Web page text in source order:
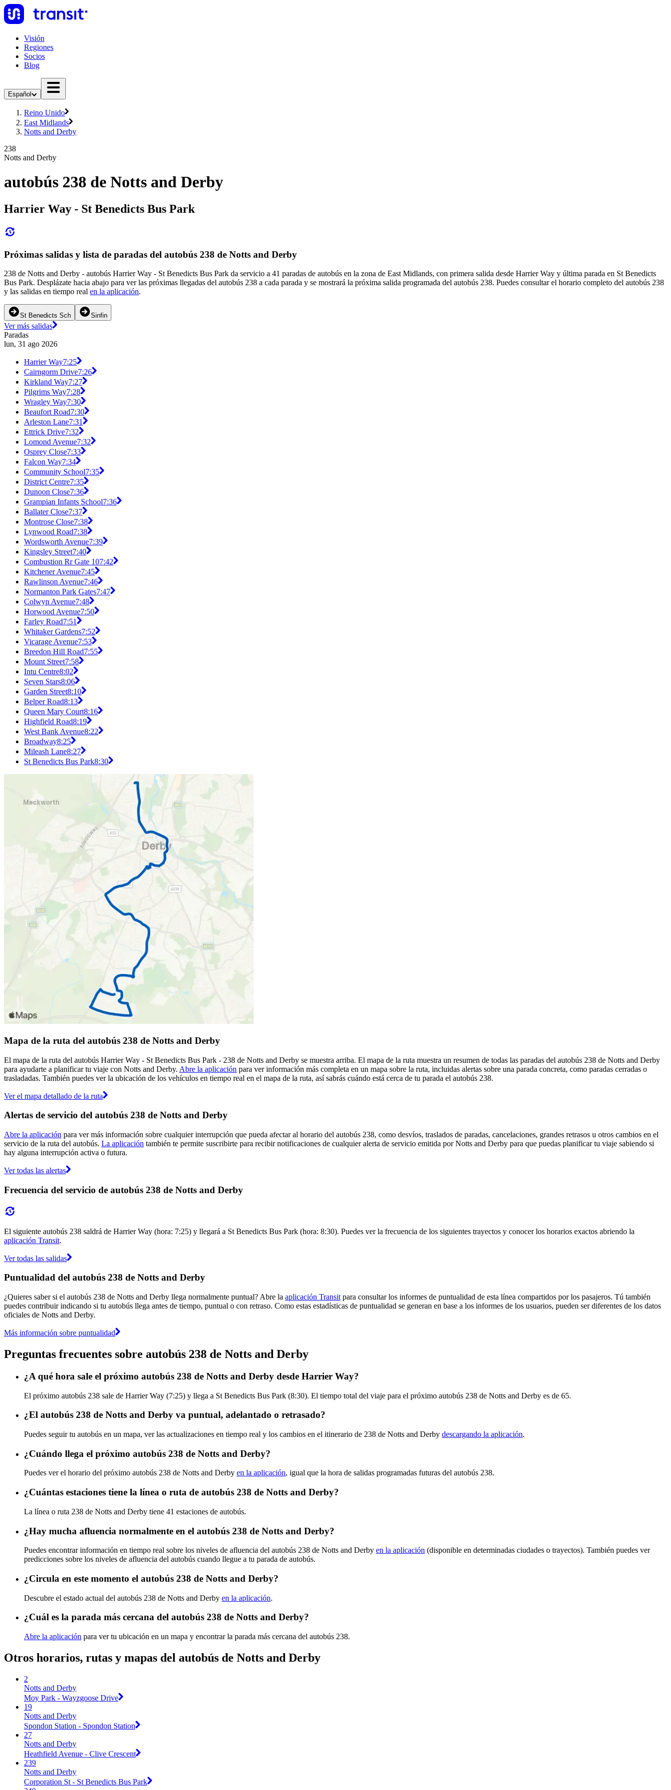
Visión
Regiones
Socios
Blog
Español
Reino Unido
East Midlands
Notts and Derby
238
Notts and Derby
autobús 238 de Notts and Derby
Harrier Way - St Benedicts Bus Park
Próximas salidas y lista de paradas del autobús 238 de Notts and Derby
238 de Notts and Derby - autobús Harrier Way - St Benedicts Bus Park da servicio a 41 paradas de autobús en la zona de East Midlands, con primera salida desde Harrier Way y última parada en St Benedicts
Bus Park. Desplázate hacia abajo para ver las próximas llegadas del autobús 238 a cada parada y se mostrará la próxima salida programada del autobús 238. Puedes consultar el horario completo del autobús 238
y las salidas en tiempo real en la aplicación.
St Benedicts Sch Sinfin
Ver más salidas
Paradas
lun, 31 ago 2026
Harrier Way7:25
Cairngorm Drive7:26
Kirkland Way7:27
Pilgrims Way7:28
Wragley Way7:30
Beaufort Road7:30
Arleston Lane7:31
Ettrick Drive7:32
Lomond Avenue7:32
Osprey Close7:33
Falcon Way7:34
Community School7:35
District Centre7:35
Dunoon Close7:36
Grampian Infants School7:36
Ballater Close7:37
Montrose Close7:38
Lynwood Road7:38
Wordsworth Avenue7:39
Kingsley Street7:40
Combustion Rr Gate 107:42
Kitchener Avenue7:45
Rawlinson Avenue7:46
Normanton Park Gates7:47
Colwyn Avenue7:48
Horwood Avenue7:50
Farley Road7:51
Whitaker Gardens7:52
Vicarage Avenue7:53
Breedon Hill Road7:55
Mount Street7:58
Intu Centre8:02
Seven Stars8:06
Garden Street8:10
Belper Road8:13
Queen Mary Court8:16
Highfield Road8:19
West Bank Avenue8:22
Broadway8:25
Mileash Lane8:27
St Benedicts Bus Park8:30
Mapa de la ruta del autobús 238 de Notts and Derby
El mapa de la ruta del autobús Harrier Way - St Benedicts Bus Park - 238 de Notts and Derby se muestra arriba. El mapa de la ruta muestra un resumen de todas las paradas del autobús 238 de Notts and Derby
para ayudarte a planificar tu viaje con Notts and Derby. Abre la aplicación para ver información más completa en un mapa sobre la ruta, incluidas alertas sobre una parada concreta, como paradas cerradas o
trasladadas. También puedes ver la ubicación de los vehículos en tiempo real en el mapa de la ruta, así sabrás cuándo está cerca de tu parada el autobús 238.
Ver el mapa detallado de la ruta
Alertas de servicio del autobús 238 de Notts and Derby
Abre la aplicación para ver más información sobre cualquier interrupción que pueda afectar al horario del autobús 238, como desvíos, traslados de paradas, cancelaciones, grandes retrasos u otros cambios en el
servicio de la ruta del autobús. La aplicación también te permite suscribirte para recibir notificaciones de cualquier alerta de servicio emitida por Notts and Derby para que puedas planificar tu viaje sabiendo si
hay alguna interrupción activa o futura.
Ver todas las alertas
Frecuencia del servicio de autobús 238 de Notts and Derby
El siguiente autobús 238 saldrá de Harrier Way (hora: 7:25) y llegará a St Benedicts Bus Park (hora: 8:30). Puedes ver la frecuencia de los siguientes trayectos y conocer los horarios exactos abriendo la
aplicación Transit.
Ver todas las salidas
Puntualidad del autobús 238 de Notts and Derby
¿Quieres saber si el autobús 238 de Notts and Derby llega normalmente puntual? Abre la aplicación Transit para consultar los informes de puntualidad de esta línea compartidos por los pasajeros. Tú también
puedes contribuir indicando si tu autobús llega antes de tiempo, puntual o con retraso. Como estas estadísticas de puntualidad se generan en base a los informes de los usuarios, pueden ser diferentes de los datos
oficiales de Notts and Derby.
Más información sobre puntualidad
Preguntas frecuentes sobre autobús 238 de Notts and Derby
¿A qué hora sale el próximo autobús 238 de Notts and Derby desde Harrier Way?
El próximo autobús 238 sale de Harrier Way (7:25) y llega a St Benedicts Bus Park (8:30). El tiempo total del viaje para el próximo autobús 238 de Notts and Derby es de 65.
¿El autobús 238 de Notts and Derby va puntual, adelantado o retrasado?
Puedes seguir tu autobús en un mapa, ver las actualizaciones en tiempo real y los cambios en el itinerario de 238 de Notts and Derby descargando la aplicación.
¿Cuándo llega el próximo autobús 238 de Notts and Derby?
Puedes ver el horario del próximo autobús 238 de Notts and Derby en la aplicación, igual que la hora de salidas programadas futuras del autobús 238.
¿Cuántas estaciones tiene la línea o ruta de autobús 238 de Notts and Derby?
La línea o ruta 238 de Notts and Derby tiene 41 estaciones de autobús.
¿Hay mucha afluencia normalmente en el autobús 238 de Notts and Derby?
Puedes encontrar información en tiempo real sobre los niveles de afluencia del autobús 238 de Notts and Derby en la aplicación (disponible en determinadas ciudades o trayectos). También puedes ver
predicciones sobre los niveles de afluencia del autobús cuando llegue a tu parada de autobús.
¿Circula en este momento el autobús 238 de Notts and Derby?
Descubre el estado actual del autobús 238 de Notts and Derby en la aplicación.
¿Cuál es la parada más cercana del autobús 238 de Notts and Derby?
Abre la aplicación para ver tu ubicación en un mapa y encontrar la parada más cercana del autobús 238.
Otros horarios, rutas y mapas del autobús de Notts and Derby
2
Notts and Derby
Moy Park - Wayzgoose Drive
19
Notts and Derby
Spondon Station - Spondon Station
27
Notts and Derby
Heathfield Avenue - Clive Crescent
239
Notts and Derby
Corporation St - St Benedicts Bus Park